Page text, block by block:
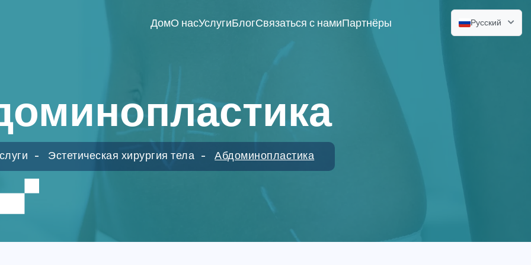
ДомО насУслугиБлогСвязаться с намиПартнёры Русский
Эстетическая хирургия тела Абдоминопластика